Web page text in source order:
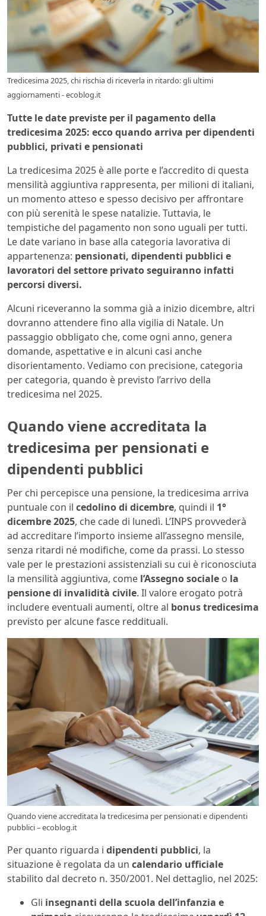
Tredicesima 2025, chi rischia di riceverla in ritardo: gli ultimi
aggiornamenti - ecoblog.it
Tutte le date previste per il pagamento della
tredicesima 2025: ecco quando arriva per dipendenti
pubblici, privati e pensionati
La tredicesima 2025 è alle porte e l’accredito di questa
mensilità aggiuntiva rappresenta, per milioni di italiani,
un momento atteso e spesso decisivo per affrontare
con più serenità le spese natalizie. Tuttavia, le
tempistiche del pagamento non sono uguali per tutti.
Le date variano in base alla categoria lavorativa di
appartenenza: pensionati, dipendenti pubblici e
lavoratori del settore privato seguiranno infatti
percorsi diversi.
Alcuni riceveranno la somma già a inizio dicembre, altri
dovranno attendere fino alla vigilia di Natale. Un
passaggio obbligato che, come ogni anno, genera
domande, aspettative e in alcuni casi anche
disorientamento. Vediamo con precisione, categoria
per categoria, quando è previsto l’arrivo della
tredicesima nel 2025.
Quando viene accreditata la
tredicesima per pensionati e
dipendenti pubblici
Per chi percepisce una pensione, la tredicesima arriva
puntuale con il cedolino di dicembre, quindi il 1°
dicembre 2025, che cade di lunedì. L’INPS provvederà
ad accreditare l’importo insieme all’assegno mensile,
senza ritardi né modifiche, come da prassi. Lo stesso
vale per le prestazioni assistenziali su cui è riconosciuta
la mensilità aggiuntiva, come l’Assegno sociale o la
pensione di invalidità civile. Il valore erogato potrà
includere eventuali aumenti, oltre al bonus tredicesima
previsto per alcune fasce reddituali.
Quando viene accreditata la tredicesima per pensionati e dipendenti
pubblici – ecoblog.it
Per quanto riguarda i dipendenti pubblici, la
situazione è regolata da un calendario ufficiale
stabilito dal decreto n. 350/2001. Nel dettaglio, nel 2025:
Gli insegnanti della scuola dell’infanzia e